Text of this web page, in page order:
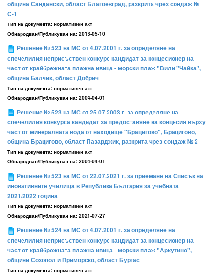
община Сандански, област Благоевград, разкрита чрез сондаж №
С-1
Тип на документа: нормативен акт
Обнародван/Публикуван на: 2013-05-10
Решение № 523 на МС от 4.07.2001 г. за определяне на
спечелилия неприсъствен конкурс кандидат за концесионер на
част от крайбрежната плажна ивица - морски плаж "Вили "Чайка",
община Балчик, област Добрич
Тип на документа: нормативен акт
Обнародван/Публикуван на: 2004-04-01
Решение № 523 на МС от 25.07.2003 г. за определяне на
спечелилия конкурса кандидат за предоставяне на концесия върху
част от минералната вода от находище "Брацигово", Брацигово,
община Брацигово, област Пазарджик, разкрита чрез сондаж № 2
Тип на документа: нормативен акт
Обнародван/Публикуван на: 2004-04-01
Решение № 523 на МС от 22.07.2021 г. за приемане на Списък на
иновативните училища в Република България за учебната
2021/2022 година
Тип на документа: нормативен акт
Обнародван/Публикуван на: 2021-07-27
Решение № 524 на МС от 4.07.2001 г. за определяне на
спечелилия неприсъствен конкурс кандидат за концесионер на
част от крайбрежната плажна ивица - морски плаж "Аркутино",
общини Созопол и Приморско, област Бургас
Тип на документа: нормативен акт